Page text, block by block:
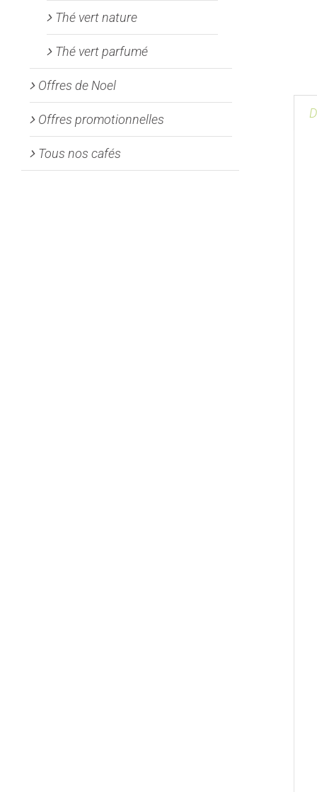
Thé vert nature
Thé vert parfumé
Offres de Noel
Offres promotionnelles
Tous nos cafés